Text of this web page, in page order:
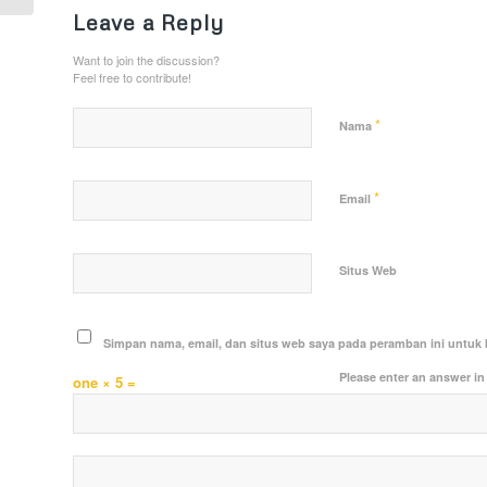
Leave a Reply
Want to join the discussion?
Feel free to contribute!
Nama *
Email *
Situs Web
Simpan nama, email, dan situs web saya pada peramban ini
Please enter an answer
one × 5 =